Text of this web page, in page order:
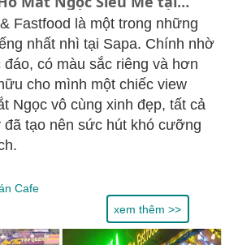
Fastfood là một trong những
nhất nhì tại Sapa. Chính nhờ
đáo, có màu sắc riêng và hơn
cho mình một chiếc view
Ngọc vô cùng xinh đẹp, tất cả
đã tạo nên sức hút khó cưỡng
Cafe
xem thêm >>